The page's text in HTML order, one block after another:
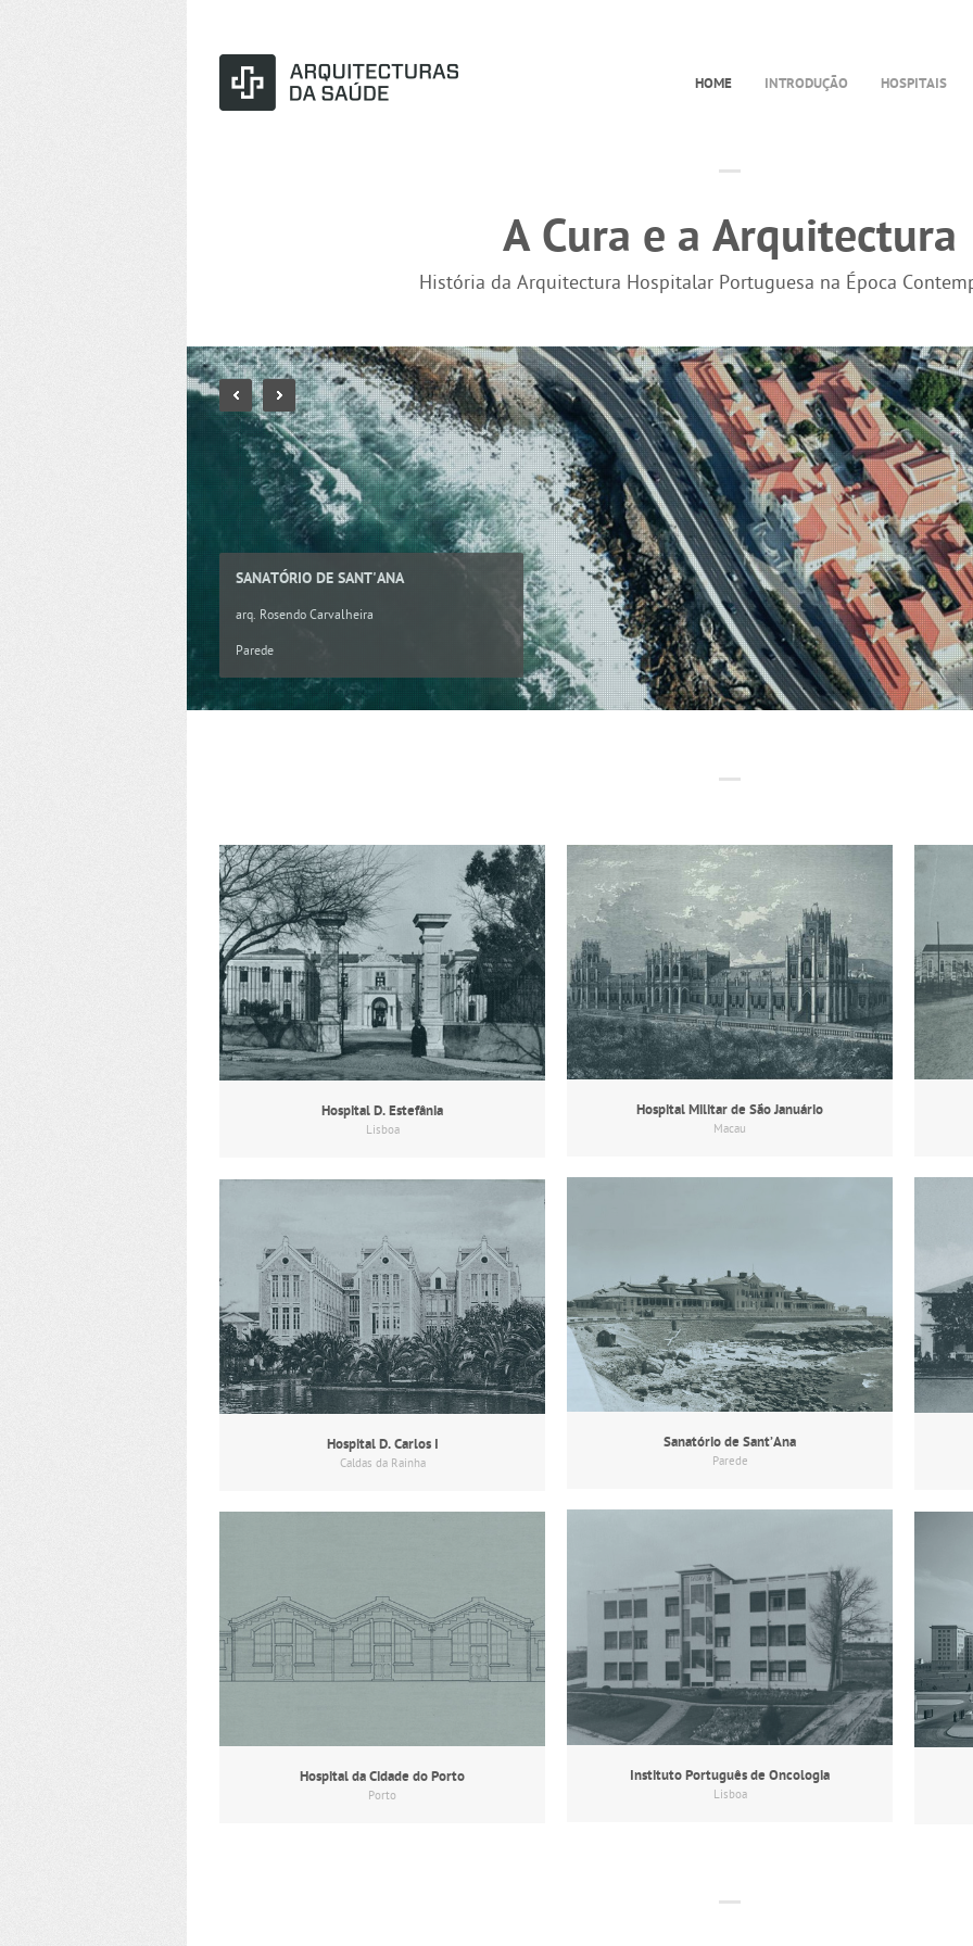
HOME INTRODUÇÃO HOSPITAIS
A Cura e a Arquitectura
História da Arquitectura Hospitalar Portuguesa na Época
SANATÓRIO DE SANT'ANA
arq. Rosendo Carvalheira
Parede
Hospital D. Estefânia
Lisboa
Hospital Militar de São Januário
Macau
Sanatório de Sant’Ana
Parede
Hospital D. Carlos I
Caldas da Rainha
Instituto Português de Oncologia
Lisboa
Hospital da Cidade do Porto
Porto